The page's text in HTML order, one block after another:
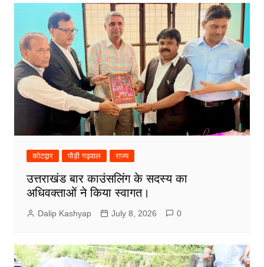
कोटद्वार पौड़ी गढ़वाल राज्य
उत्तराखंड बार काउंसलिंग के सदस्य का
अधिवक्ताओं ने किया स्वागत।
Dalip Kashyap July 8, 2026 0